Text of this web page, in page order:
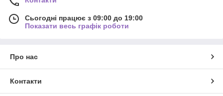
Сьогодні працює з 09:00 до 19:00
Показати весь графік роботи
Про нас
Контакти